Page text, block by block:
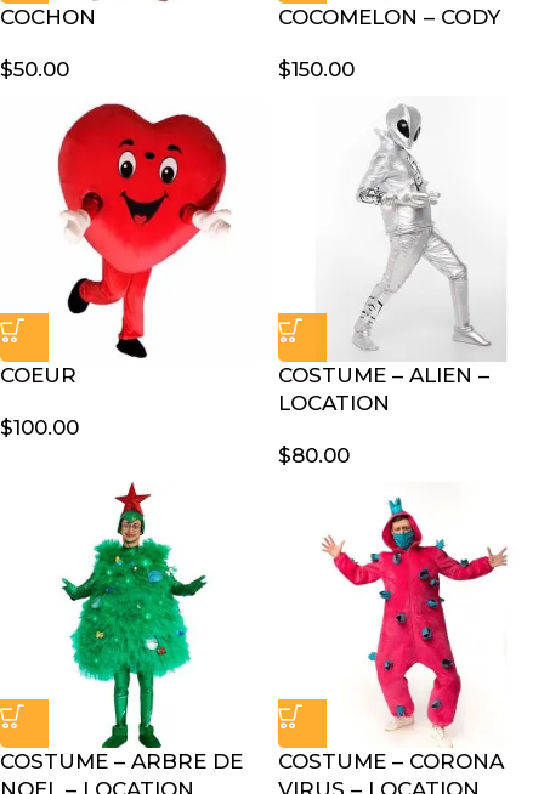
COCHON
$50.00
COCOMELON – CODY
$150.00
COEUR
$100.00
COSTUME – ALIEN –
LOCATION
$80.00
COSTUME – ARBRE DE
NOEL – LOCATION
COSTUME – CORONA
VIRUS – LOCATION